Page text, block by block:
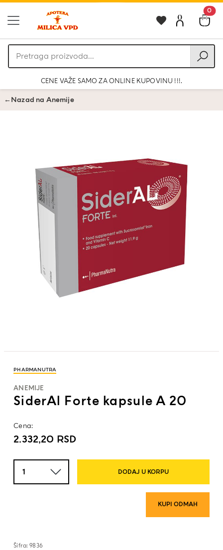
0
Pretraga
proizvoda
CENE VAŽE SAMO ZA ONLINE KUPOVINU !!!.
←Nazad na Anemije
PHARMANUTRA
ANEMIJE
SiderAl Forte kapsule A 20
Cena:
2.332,20 RSD
DODAJ U KORPU
KUPI ODMAH
Šifra: 9836